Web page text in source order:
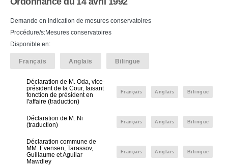
Demande en indication de mesures conservatoires
Procédure/s:Mesures conservatoires
Disponible en:
Français Anglais Bilingue
Déclaration de M. Oda, vice-
président de la Cour, faisant
fonction de président en
l'affaire (traduction)
Français Anglais Bilingue
Déclaration de M. Ni
(traduction)
Français Anglais Bilingue
Déclaration commune de
MM. Evensen, Tarassov,
Guillaume et Aguilar
Mawdley
Français Anglais Bilingue